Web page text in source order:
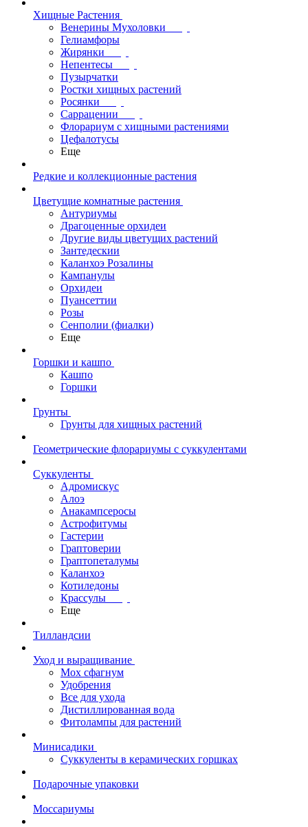
Хищные Растения
Венерины Мухоловки
Гелиамфоры
Жирянки
Непентесы
Пузырчатки
Ростки хищных растений
Росянки
Саррацении
Флорариум с хищными растениями
Цефалотусы
Еще
Редкие и коллекционные растения
Цветущие комнатные растения
Антуриумы
Драгоценные орхидеи
Другие виды цветущих растений
Зантедескии
Каланхоэ Розалины
Кампанулы
Орхидеи
Пуансеттии
Розы
Сенполии (фиалки)
Еще
Горшки и кашпо
Кашпо
Горшки
Грунты
Грунты для хищных растений
Геометрические флорариумы с суккулентами
Суккуленты
Адромискус
Алоэ
Анакампсеросы
Астрофитумы
Гастерии
Граптоверии
Граптопеталумы
Каланхоэ
Котиледоны
Крассулы
Еще
Тилландсии
Уход и выращивание
Мох сфагнум
Удобрения
Все для ухода
Дистиллированная вода
Фитолампы для растений
Минисадики
Суккуленты в керамических горшках
Подарочные упаковки
Моссариумы